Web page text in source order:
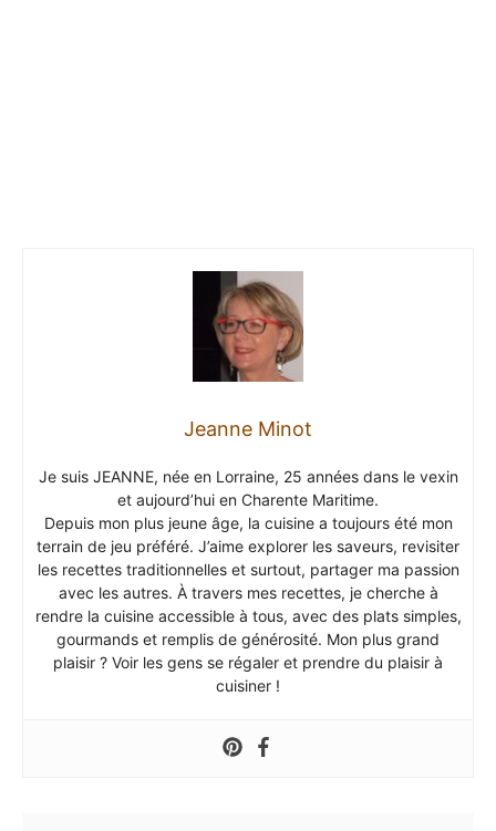
Jeanne Minot
Je suis JEANNE, née en Lorraine, 25 années dans le vexin
et aujourd’hui en Charente Maritime.
Depuis mon plus jeune âge, la cuisine a toujours été mon
terrain de jeu préféré. J’aime explorer les saveurs, revisiter
les recettes traditionnelles et surtout, partager ma passion
avec les autres. À travers mes recettes, je cherche à
rendre la cuisine accessible à tous, avec des plats simples,
gourmands et remplis de générosité. Mon plus grand
plaisir ? Voir les gens se régaler et prendre du plaisir à
cuisiner !